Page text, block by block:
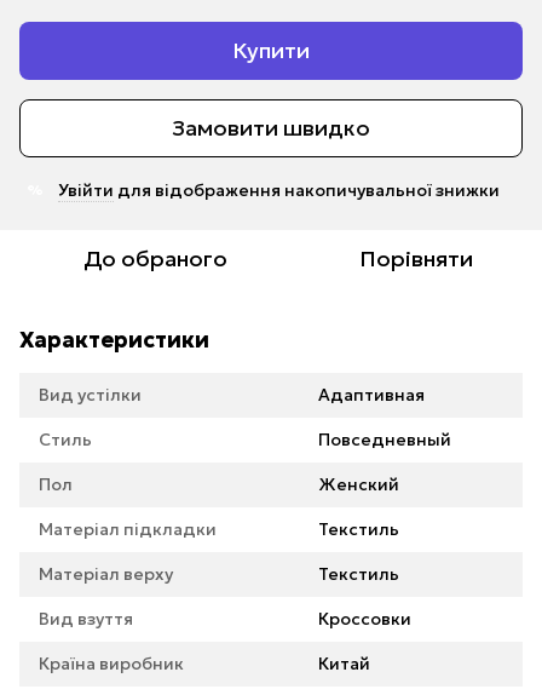
Купити
Замовити швидко
Увійти для відображення накопичувальної знижки
До обраного Порівняти
Характеристики
Вид устілки Адаптивная
Стиль Повседневный
Пол Женский
Матеріал підкладки Текстиль
Матеріал верху Текстиль
Вид взуття Кроссовки
Країна виробник Китай